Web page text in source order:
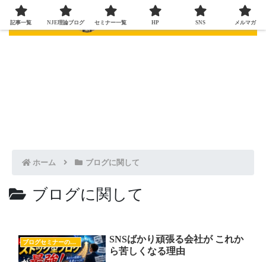
ホーム ブログに関して
ブログに関して
ブログセミナーの様子
SNSばかり頑張る会社が これか
ら苦しくなる理由
記事一覧 NJE理論ブログ セミナー一覧 HP SNS メルマガ